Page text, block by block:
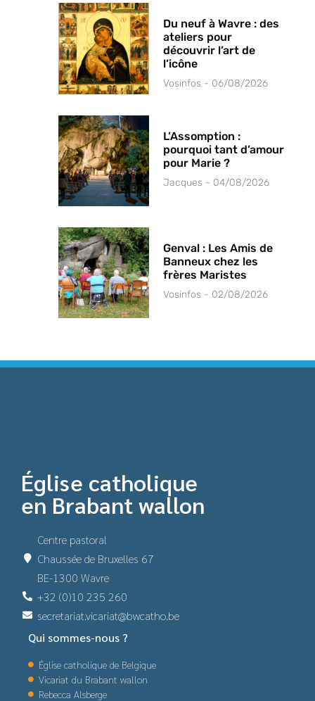
Du neuf à Wavre : des
ateliers pour
découvrir l’art de
l’icône
Vosinfos 06/08/2026
L’Assomption :
pourquoi tant d’amour
pour Marie ?
Jacques 04/08/2026
Genval : Les Amis de
Banneux chez les
frères Maristes
Vosinfos 02/08/2026
Église catholique
en Brabant wallon
Centre pastoral
Chaussée de Bruxelles 67
BE-1300 Wavre
+32 (0)10 235 260
secretariat.vicariat@bwcatho.be
Qui sommes-nous ?
Église catholique de Belgique
Vicariat du Brabant wallon
Rebecca Alsberge